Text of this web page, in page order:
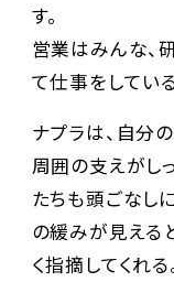
す。
営業はみんな、
て仕事をしてい
ナプラは、自分
周囲の支えがし
たちも頭ごなし
の緩みが見える
く指摘してくれ